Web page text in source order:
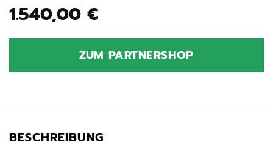
1.540,00 €
ZUM PARTNERSHOP
BESCHREIBUNG